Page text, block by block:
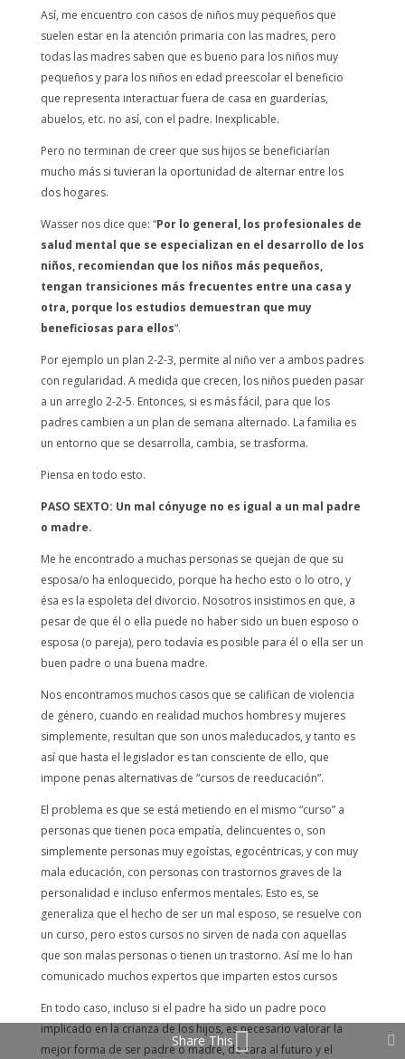
Así, me encuentro con casos de niños muy pequeños que
suelen estar en la atención primaria con las madres, pero
todas las madres saben que es bueno para los niños muy
pequeños y para los niños en edad preescolar el beneficio
que representa interactuar fuera de casa en guarderías,
abuelos, etc. no así, con el padre. Inexplicable.
Pero no terminan de creer que sus hijos se beneficiarían
mucho más si tuvieran la oportunidad de alternar entre los
dos hogares.
Wasser nos dice que: “Por lo general, los profesionales de
salud mental que se especializan en el desarrollo de los
niños, recomiendan que los niños más pequeños,
tengan transiciones más frecuentes entre una casa y
otra, porque los estudios demuestran que muy
beneficiosas para ellos“.
Por ejemplo un plan 2-2-3, permite al niño ver a ambos padres
con regularidad. A medida que crecen, los niños pueden pasar
a un arreglo 2-2-5. Entonces, si es más fácil, para que los
padres cambien a un plan de semana alternado. La familia es
un entorno que se desarrolla, cambia, se trasforma.
Piensa en todo esto.
PASO SEXTO: Un mal cónyuge no es igual a un mal padre
o madre.
Me he encontrado a muchas personas se quejan de que su
esposa/o ha enloquecido, porque ha hecho esto o lo otro, y
ésa es la espoleta del divorcio. Nosotros insistimos en que, a
pesar de que él o ella puede no haber sido un buen esposo o
esposa (o pareja), pero todavía es posible para él o ella ser un
buen padre o una buena madre.
Nos encontramos muchos casos que se califican de violencia
de género, cuando en realidad muchos hombres y mujeres
simplemente, resultan que son unos maleducados, y tanto es
así que hasta el legislador es tan consciente de ello, que
impone penas alternativas de “cursos de reeducación”.
El problema es que se está metiendo en el mismo “curso” a
personas que tienen poca empatía, delincuentes o, son
simplemente personas muy egoístas, egocéntricas, y con muy
mala educación, con personas con trastornos graves de la
personalidad e incluso enfermos mentales. Esto es, se
generaliza que el hecho de ser un mal esposo, se resuelve con
un curso, pero estos cursos no sirven de nada con aquellas
que son malas personas o tienen un trastorno. Así me lo han
comunicado muchos expertos que imparten estos cursos
En todo caso, incluso si el padre ha sido un padre poco
implicado en la crianza de los hijos, es necesario valorar la
mejor forma de ser padre o madre, de cara al futuro y el
Share This